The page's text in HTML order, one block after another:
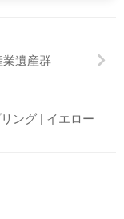
業遺産群
ング | イエロー